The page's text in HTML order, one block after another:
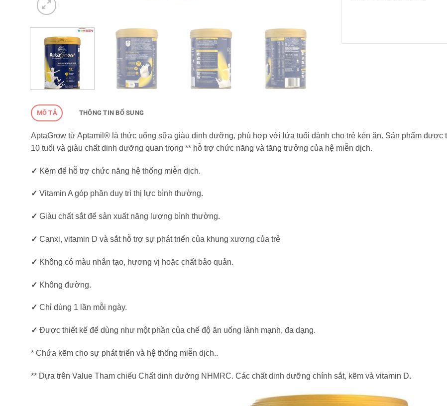
MÔ TẢ THÔNG TIN BỔ SUNG
AptaGrow từ Aptamil® là thức uống sữa giàu dinh dưỡng, phù hợp với lứa tuổi dành cho trẻ kén ăn. Sản phẩm được
10 tuổi và giàu chất dinh dưỡng quan trọng ** hỗ trợ chức năng và tăng trưởng của hệ miễn dịch.
✓ Kẽm để hỗ trợ chức năng hệ thống miễn dịch.
✓ Vitamin A góp phần duy trì thị lực bình thường.
✓ Giàu chất sắt để sản xuất năng lượng bình thường.
✓ Canxi, vitamin D và sắt hỗ trợ sự phát triển của khung xương của trẻ
✓ Không có màu nhân tạo, hương vị hoặc chất bảo quản.
✓ Không đường.
✓ Chỉ dùng 1 lần mỗi ngày.
✓ Được thiết kế để dùng như một phần của chế độ ăn uống lành mạnh, đa dạng.
* Chứa kẽm cho sự phát triển và hệ thống miễn dịch..
** Dựa trên Value Tham chiếu Chất dinh dưỡng NHMRC. Các chất dinh dưỡng chính sắt, kẽm và vitamin D.